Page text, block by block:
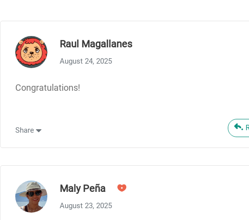
Raul Magallanes
August 24, 2025
Congratulations!
Share
Maly Peña
August 23, 2025